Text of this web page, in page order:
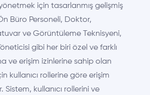
için tasarlanmış gelişmiş
Büro Personeli, Doktor,
ve Görüntüleme Teknisyeni,
gibi her biri özel ve farklı
ve erişim izinlerine sahip olan
kullanıcı rollerine göre erişim
Sistem, kullanıcı rollerini ve